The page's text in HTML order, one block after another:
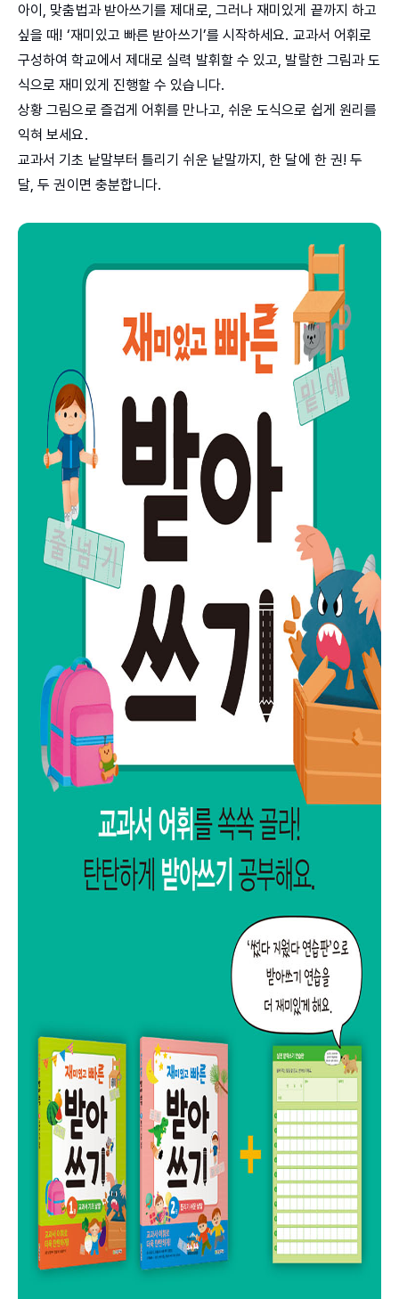
아이, 맞춤법과 받아쓰기를 제대로, 그러나 재미있게 끝까지 하고
싶을 때! ‘재미있고 빠른 받아쓰기’를 시작하세요. 교과서 어휘로
구성하여 학교에서 제대로 실력 발휘할 수 있고, 발랄한 그림과 도
식으로 재미있게 진행할 수 있습니다.
상황 그림으로 즐겁게 어휘를 만나고, 쉬운 도식으로 쉽게 원리를
익혀 보세요.
교과서 기초 낱말부터 틀리기 쉬운 낱말까지, 한 달에 한 권! 두
달, 두 권이면 충분합니다.